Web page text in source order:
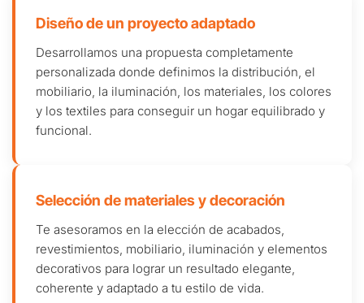
Diseño de un proyecto adaptado
Desarrollamos una propuesta completamente
personalizada donde definimos la distribución, el
mobiliario, la iluminación, los materiales, los colores
y los textiles para conseguir un hogar equilibrado y
funcional.
Selección de materiales y decoración
Te asesoramos en la elección de acabados,
revestimientos, mobiliario, iluminación y elementos
decorativos para lograr un resultado elegante,
coherente y adaptado a tu estilo de vida.